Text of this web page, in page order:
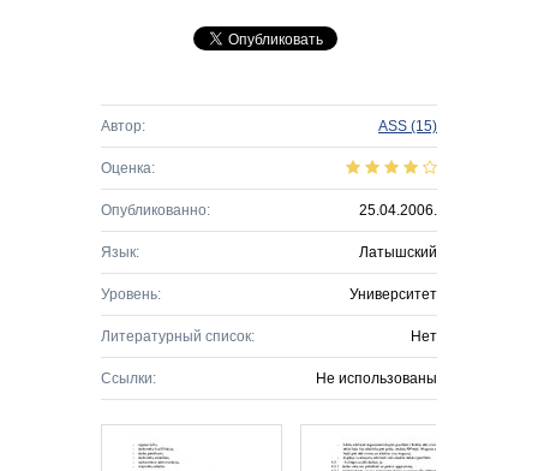
Автор: ASS (15)
Оценка:
Опубликованно: 25.04.2006.
Язык: Латышский
Уровень: Университет
Литературный список: Нет
Ссылки: Не использованы